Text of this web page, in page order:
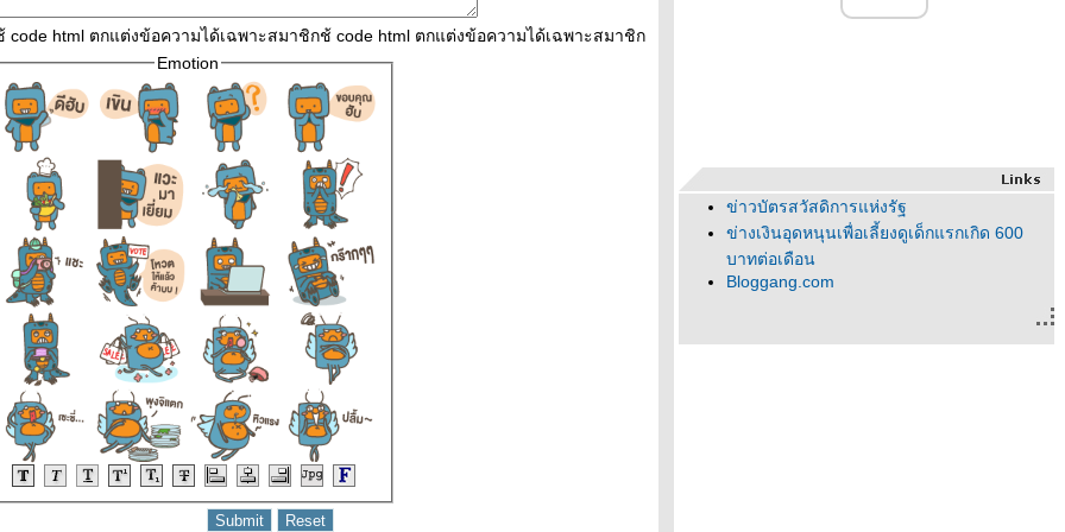
code html ตกแต่งข้อความได้เฉพาะสมาชิกช้ code html ตกแต่งข้อความได้เฉพาะสมาชิก
Emotion
ข่าวบัตรสวัสดิการแห่งรัฐ
ข่างเงินอุดหนุนเพื่อเลี้ยงดูเด็กแรกเกิด 600
บาทต่อเดือน
Bloggang.com